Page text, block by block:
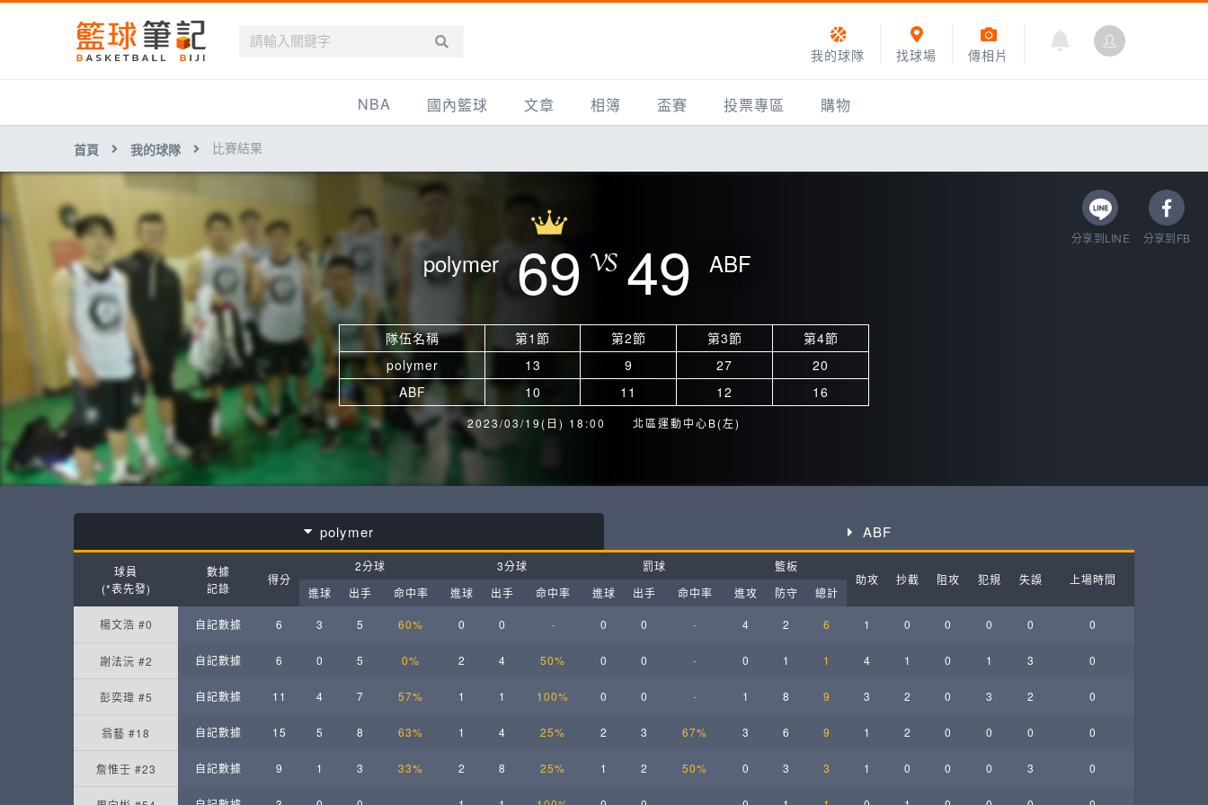
傳相片
找球場
我的球隊
NBA
賽程
戰績排名
球隊資訊
國內籃球
台灣職籃
UBA
文章
產品活動
知識分享
主打專題
相簿
影片專區
盃賽
SHUBL世新籃球聯盟
SBC輔大超級盃
三重女子籃球聯盟
TBSL高中乙組小聯盟
淡水豆花聯盟
EMPOWER引爆運動訓練
月見山Max League
ELITE週日籃球聯盟-中壢場
投票專區 購物
首頁 我的球隊 比賽結果
分享到LINE 分享到FB
polymer 69 49 ABF
隊伍名稱 第1節 第2節 第3節
第4節
polymer
13 9 27
20
ABF
10 11 12 16
2023/03/19(日) 18:00 北區運動中心B(左)
polymer ABF
球員
(*表先發)
數據
記錄
得分
2分球 3分球 罰球
籃板
助攻
抄截 阻攻 犯規 失誤
上場時間
進球
出手 命中率 進球 出手 命中率 進球 出手 命中率 進攻 防守 總計
楊文浩 #0 自記數據 6 3 5 60% 0 0 - 0 0 - 4 2 6 1 0 0 0 0 0
謝法沅 #2 自記數據 6 0 5 0% 2 4 50% 0 0 - 0 1 1 4 1 0 1 3 0
彭奕瑋 #5 自記數據 11 4 7 57% 1 1 100% 0 0 - 1 8 9 3 2 0 3 2 0
翁藝 #18 自記數據 15 5 8 63% 1 4 25% 2 3 67% 3 6 9 1 2 0 0 0 0
詹惟壬 #23 自記數據 9 1 3 33% 2 8 25% 1 2 50% 0 3 3 1 0 0 0 3 0